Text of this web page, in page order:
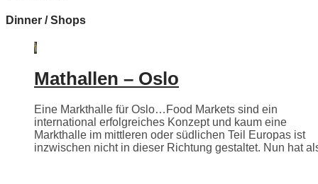
Dinner / Shops
Mathallen – Oslo
Eine Markthalle für Oslo…Food Markets sind ein
international erfolgreiches Konzept und kaum eine
Markthalle im mittleren oder südlichen Teil Europas ist
inzwischen nicht in dieser Richtung gestaltet. Nun hat